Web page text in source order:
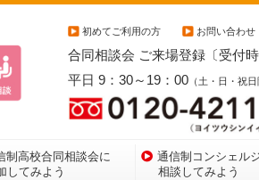
初めてご利用の方 お問い合わせ
合同相談会 ご来場登録〔受付時
平日 9：30～19：00 （土・日・祝日
制高校合同相談会に
してみよう
通信制コンシェル
相談してみよう